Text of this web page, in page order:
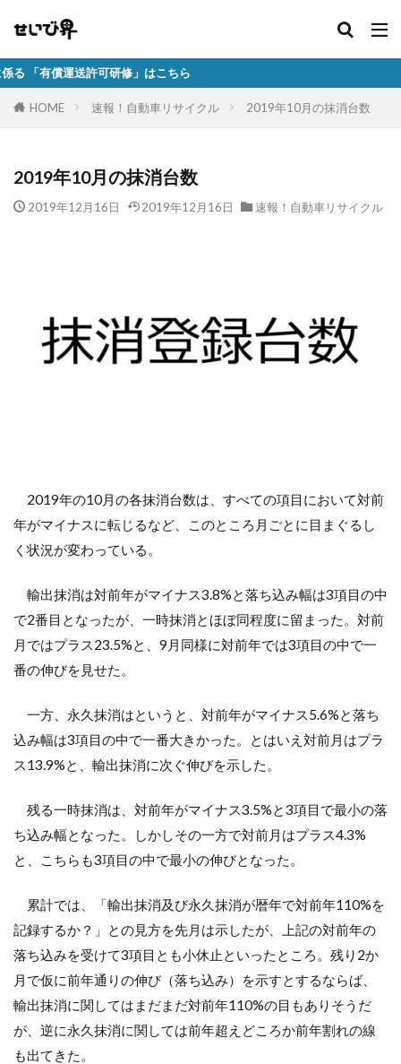
研修」はこちら
HOME 速報！自動車リサイクル 2019年10月の抹消台数
2019年10月の抹消台数
2019年12月16日 2019年12月16日 速報！自動車リサイクル
2019年の10月の各抹消台数は、すべての項目において対前
年がマイナスに転じるなど、このところ月ごとに目まぐるし
く状況が変わっている。
輸出抹消は対前年がマイナス3.8%と落ち込み幅は3項目の中
で2番目となったが、一時抹消とほぼ同程度に留まった。対前
月ではプラス23.5%と、9月同様に対前年では3項目の中で一
番の伸びを見せた。
一方、永久抹消はというと、対前年がマイナス5.6%と落ち
込み幅は3項目の中で一番大きかった。とはいえ対前月はプラ
ス13.9%と、輸出抹消に次ぐ伸びを示した。
残る一時抹消は、対前年がマイナス3.5%と3項目で最小の落
ち込み幅となった。しかしその一方で対前月はプラス4.3%
と、こちらも3項目の中で最小の伸びとなった。
累計では、「輸出抹消及び永久抹消が暦年で対前年110%を
記録するか？」との見方を先月は示したが、上記の対前年の
落ち込みを受けて3項目とも小休止といったところ。残り2か
月で仮に前年通りの伸び（落ち込み）を示すとするならば、
輸出抹消に関してはまだまだ対前年110%の目もありそうだ
が、逆に永久抹消に関しては前年超えどころか前年割れの線
も出てきた。